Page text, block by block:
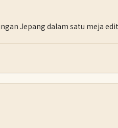
Jepang dalam satu meja